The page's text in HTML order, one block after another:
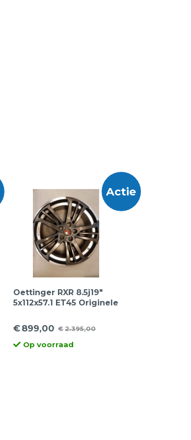
Actie
Oettinger RXR 8.5j19″
5x112x57.1 ET45 Originele
Golf, Audi A3, Seat Leon,
Skoda
€2.395,00
Oorspronkelijke
prijs
€899,00
Huidige
prijsOp voorraad